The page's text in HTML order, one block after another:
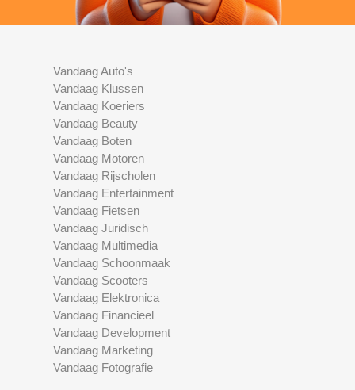
Vandaag Auto's
Vandaag Klussen
Vandaag Koeriers
Vandaag Beauty
Vandaag Boten
Vandaag Motoren
Vandaag Rijscholen
Vandaag Entertainment
Vandaag Fietsen
Vandaag Juridisch
Vandaag Multimedia
Vandaag Schoonmaak
Vandaag Scooters
Vandaag Elektronica
Vandaag Financieel
Vandaag Development
Vandaag Marketing
Vandaag Fotografie